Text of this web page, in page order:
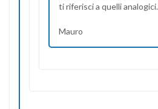
ti riferisci a quelli analogici.
Mauro